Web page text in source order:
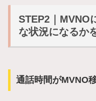
STEP2｜MVNO
な状況になるか
通話時間がMVNO